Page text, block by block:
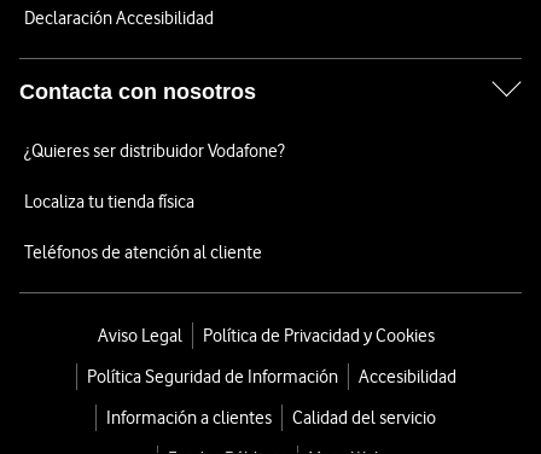
Declaración Accesibilidad
Contacta con nosotros
¿Quieres ser distribuidor Vodafone?
Localiza tu tienda física
Teléfonos de atención al cliente
Aviso Legal
Política de Privacidad y Cookies
Política Seguridad de Información
Accesibilidad
Información a clientes
Calidad del servicio